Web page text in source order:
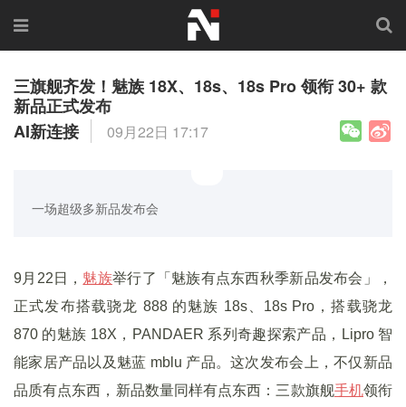
三旗舰齐发！魅族 18X、18s、18s Pro 领衔 30+ 款
新品正式发布
AI新连接
09月22日 17:17
一场超级多新品发布会
9月22日， 魅族举行了「魅族有点东西秋季新品发布会」，
正式发布搭载骁龙 888 的魅族 18s、18s Pro，搭载骁龙
870 的魅族 18X，PANDAER 系列奇趣探索产品，Lipro 智
能家居产品以及魅蓝 mblu 产品。这次发布会上，不仅新品
品质有点东西，新品数量同样有点东西：三款旗舰手机领衔